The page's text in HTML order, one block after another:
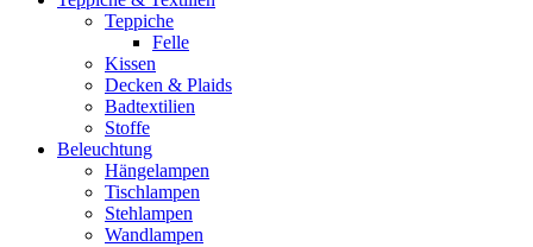
Teppiche
Felle
Kissen
Decken & Plaids
Badtextilien
Stoffe
Beleuchtung
Hängelampen
Tischlampen
Stehlampen
Wandlampen